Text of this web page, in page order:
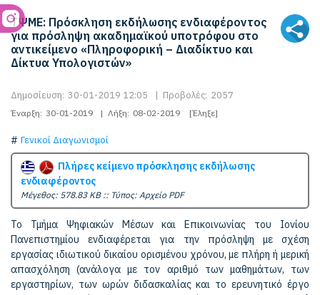
ΤΨΜΕ: Πρόσκληση εκδήλωσης ενδιαφέροντος
για πρόσληψη ακαδημαϊκού υποτρόφου στο
αντικείμενο «Πληροφορική – Διαδίκτυο και
Δίκτυα Υπολογιστών»
Δημοσίευση: 30-01-2019 12:05 | Προβολές: 2057
Έναρξη: 30-01-2019 | Λήξη: 08-02-2019 [Έληξε]
Γενικοί Διαγωνισμοί
Πλήρες κείμενο πρόσκλησης εκδήλωσης
ενδιαφέροντος
Mέγεθος: 578.83 KB :: Τύπος: Αρχείο PDF
Το Τμήμα Ψηφιακών Μέσων και Επικοινωνίας του Ιονίου
Πανεπιστημίου ενδιαφέρεται για την πρόσληψη με σχέση
εργασίας ιδιωτικού δικαίου ορισμένου χρόνου, με πλήρη ή μερική
απασχόληση (ανάλογα με τον αριθμό των μαθημάτων, των
εργαστηρίων, των ωρών διδασκαλίας και το ερευνητικό έργο